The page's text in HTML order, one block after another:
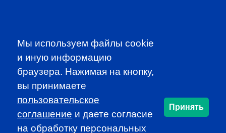
CFA news, events an programms
CFA Association Russia. Ассоциация CFA (Россия) не
занимается вопросами приема документов и сдачи
Мы используем файлы cookie
и иную информацию
браузера. Нажимая на кнопку,
вы принимаете
пользовательское
соглашение и даете согласие
на обработку персональных
Принять